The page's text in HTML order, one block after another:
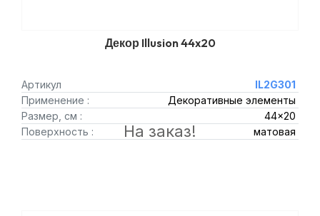
Декор Illusion 44x20
Артикул
IL2G301
Применение :
Декоративные элементы
Размер, см :
44x20
Поверхность :
матовая
На заказ!